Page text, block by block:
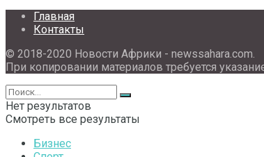
Главная
Контакты
© 2018-2020 Новости Африки - newssahara.com.
При копировании материалов требуется
Нет результатов
Смотреть все результаты
Бизнес